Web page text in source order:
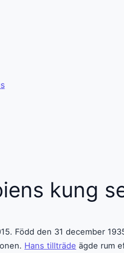
kung
Född den 31 december
Hans tillträde ägde rum